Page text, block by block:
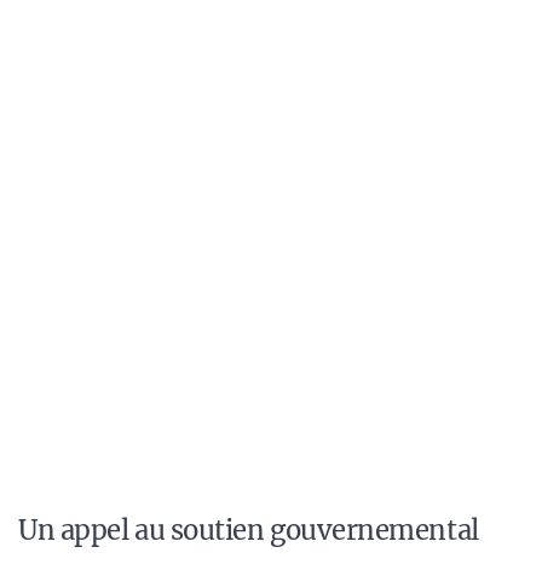
Un appel au soutien gouvernemental